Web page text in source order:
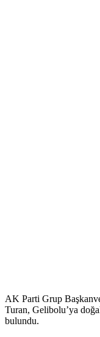
AK Parti Grup
Turan, Gelibolu’ya
bulundu.